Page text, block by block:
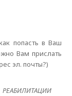
попасть в Ваш
Вам прислать
эл. почты?)